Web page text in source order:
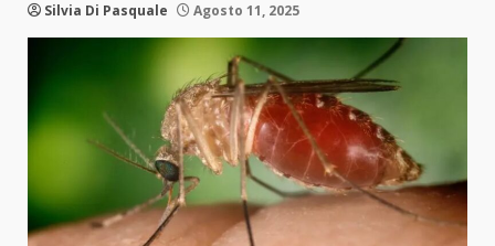
Silvia Di Pasquale Agosto 11, 2025